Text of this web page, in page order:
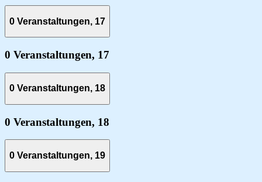
0 Veranstaltungen, 17
0 Veranstaltungen, 17
0 Veranstaltungen, 18
0 Veranstaltungen, 18
0 Veranstaltungen, 19